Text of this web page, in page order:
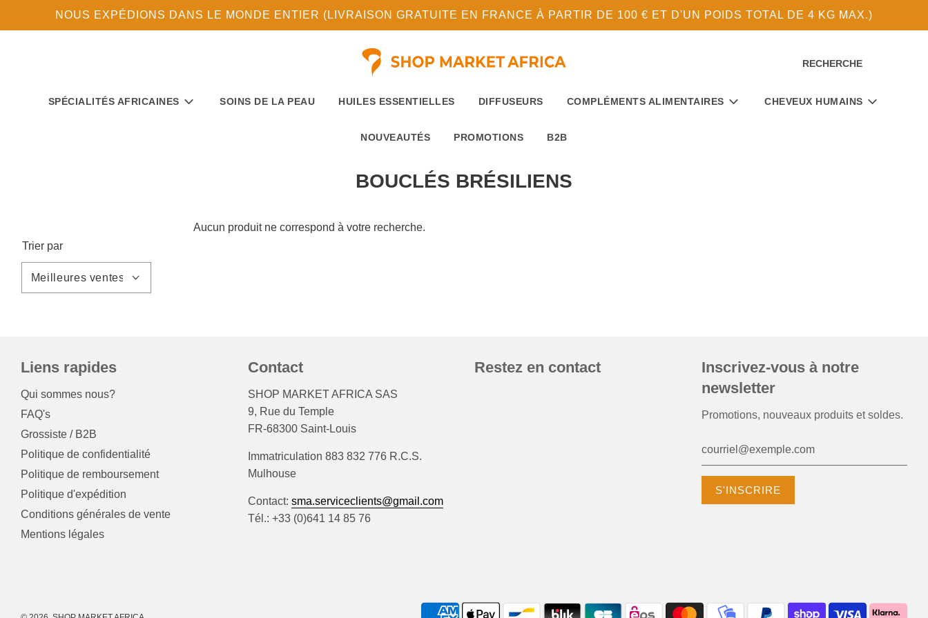
NOUS EXPÉDIONS DANS LE MONDE ENTIER (LIVRAISON GRATUITE EN FRANCE À PARTIR DE 100 € ET D'UN POIDS TOTAL DE 4 KG MAX.)
RECHERCHE
SPÉCIALITÉS AFRICAINES SOINS DE LA PEAU HUILES ESSENTIELLES DIFFUSEURS COMPLÉMENTS ALIMENTAIRES CHEVEUX HUMAINS
NOUVEAUTÉS PROMOTIONS B2B
BOUCLÉS BRÉSILIENS
Trier par
Aucun produit ne correspond à votre recherche.
Liens rapides
Qui sommes nous?
FAQ's
Grossiste / B2B
Politique de confidentialité
Politique de remboursement
Politique d'expédition
Conditions générales de vente
Mentions légales
Contact
SHOP MARKET AFRICA SAS
9, Rue du Temple
FR-68300 Saint-Louis
Immatriculation 883 832 776 R.C.S.
Mulhouse
Contact: sma.serviceclients@gmail.com
Tél.: +33 (0)641 14 85 76
Restez en contact
Inscrivez-vous à notre
newsletter
Promotions, nouveaux produits et soldes.